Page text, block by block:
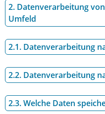
2. Datenverarbeitung
Umfeld
2.1. Datenverarbeitung
2.2. Datenverarbeitung
2.3. Welche Daten